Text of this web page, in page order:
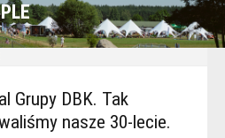
Grupy DBK. Tak
nasze 30-lecie.